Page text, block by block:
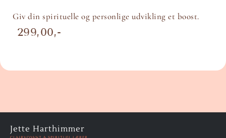
Giv din spirituelle og personlige udvikling et boost.
299,00
Jette Harthimmer